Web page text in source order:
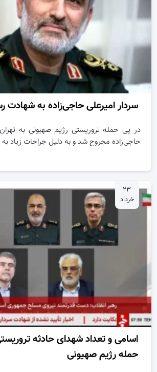
سردار امیرعلی حاجی‌زاده به شهادت
در پی حمله تروریستی رژیم صهیونی به
حاجی‌زاده مجروح شد و به دلیل جراحات زیاد
۲۳
خرداد
اسامی و تعداد شهدای حادثه
حمله رژیم صهیونی